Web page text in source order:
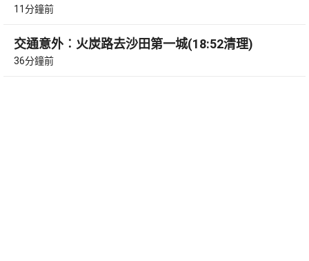
11分鐘前
交通意外︰火炭路去沙田第一城(18:52清理)
36分鐘前